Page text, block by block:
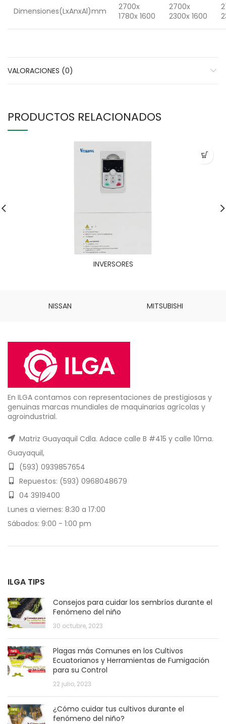
Dimensiones(LxAnxAl)mm
2700x
1780x 1600
2700x
2300x 1600
VALORACIONES (0)
PRODUCTOS RELACIONADOS
INVERSORES
NISSAN MITSUBISHI
En ILGA contamos con representaciones de prestigiosas y
genuinas marcas mundiales de maquinarias agrícolas y
agroindustrial.
Matriz Guayaquil Cdla. Adace calle B #415 y calle 10ma.
Guayaquil,
(593) 0939857654
Repuestos: (593) 0968048679
04 3919400
Lunes a viernes: 8:30 a 17:00
Sábados: 9:00 - 1:00 pm
ILGA TIPS
Consejos para cuidar los sembríos durante el
Fenómeno del niño
30 octubre, 2023
Plagas más Comunes en los Cultivos
Ecuatorianos y Herramientas de Fumigación
para su Control
22 julio, 2023
¿Cómo cuidar tus cultivos durante el
fenómeno del niño?